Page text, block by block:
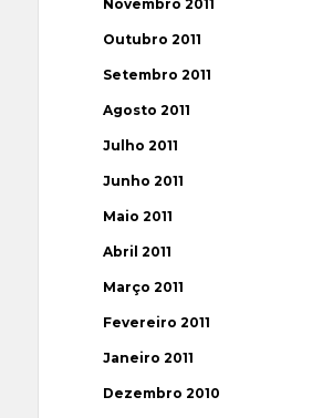
Novembro 2011
Outubro 2011
Setembro 2011
Agosto 2011
Julho 2011
Junho 2011
Maio 2011
Abril 2011
Março 2011
Fevereiro 2011
Janeiro 2011
Dezembro 2010